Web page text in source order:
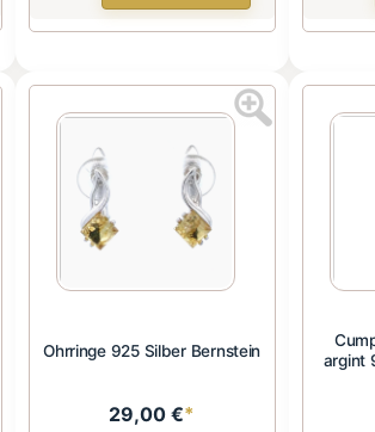
Ohrringe 925 Silber Bernstein
29,00 €*
argint